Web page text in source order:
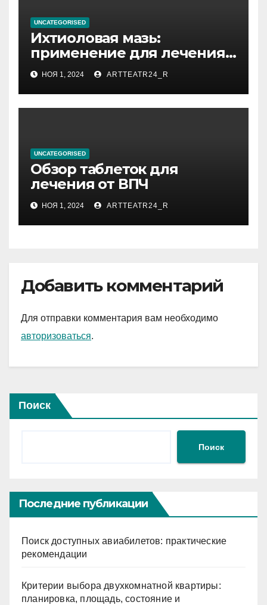
UNCATEGORISED
Ихтиоловая мазь:
применение для лечения
фурункулов
НОЯ 1, 2024 ARTTEATR24_R
UNCATEGORISED
Обзор таблеток для
лечения от ВПЧ
НОЯ 1, 2024 ARTTEATR24_R
Добавить комментарий
Для отправки комментария вам необходимо
авторизоваться.
Поиск
Поиск
Последние публикации
Поиск доступных авиабилетов: практические
рекомендации
Критерии выбора двухкомнатной квартиры:
планировка, площадь, состояние и